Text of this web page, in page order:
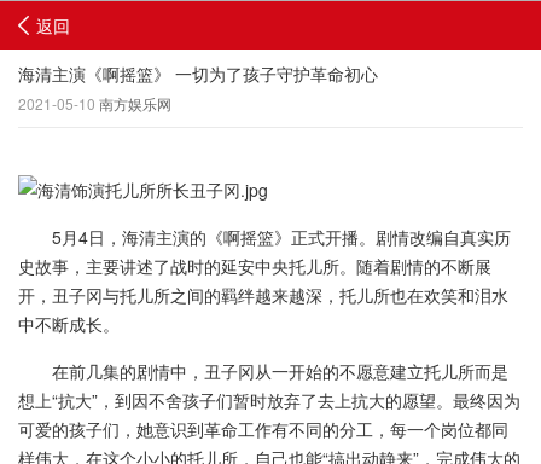
返回
海清主演《啊摇篮》 一切为了孩子守护革命初心
2021-05-10 南方娱乐网
5月4日，海清主演的《啊摇篮》正式开播。剧情改编自真实历
史故事，主要讲述了战时的延安中央托儿所。随着剧情的不断展
开，丑子冈与托儿所之间的羁绊越来越深，托儿所也在欢笑和泪水
中不断成长。
在前几集的剧情中，丑子冈从一开始的不愿意建立托儿所而是
想上“抗大”，到因不舍孩子们暂时放弃了去上抗大的愿望。最终因为
可爱的孩子们，她意识到革命工作有不同的分工，每一个岗位都同
样伟大，在这个小小的托儿所，自己也能“搞出动静来”，完成伟大的